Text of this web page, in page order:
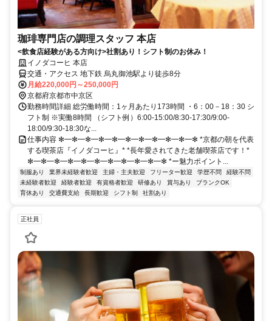
珈琲専門店の調理スタッフ 本店
<飲食店経験がある方向け>社割あり！シフト制のお休み！
イノダコーヒ 本店
交通・アクセス 地下鉄 烏丸御池駅より徒歩8分
月給220,000円～250,000円
京都府京都市中京区
勤務時間詳細 総労働時間：1ヶ月あたり173時間 ・6：00－18：30 シ
フト制 ※実働8時間 （シフト例）6:00-15:00/8:30-17:30/9:00-
18:00/9:30-18:30な...
仕事内容 ✻━✻━✻━✻━✻━✻━✻━✻━✻━✻━✻ *京都の朝を代表
する喫茶店『イノダコーヒ』* *長年愛されてきた老舗喫茶店です！*
✻━✻━✻━✻━✻━✻━✻━✻━✻━✻━✻ *ー魅力ポイント...
制服あり 業界未経験者歓迎 主婦・主夫歓迎 フリーター歓迎 学歴不問
経験不問
未経験者歓迎
経験者歓迎 有資格者歓迎 研修あり 賞与あり
ブランクOK
育休あり
交通費支給 長期歓迎 シフト制 社割あり
正社員